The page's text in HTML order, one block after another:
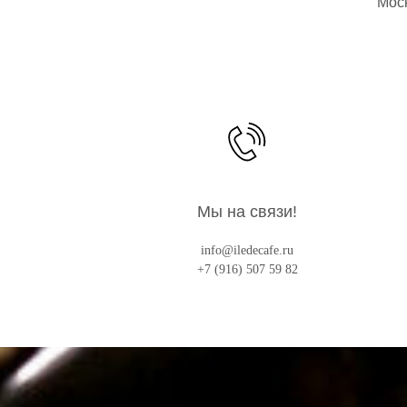
Мы на связи!
info@iledecafe.ru
+7 (916) 507 59 82